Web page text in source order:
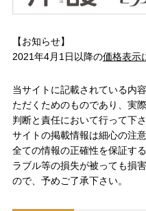
【お知らせ】
2021年4月1日以降の価格表示
当サイトに記載されている内
ただくためのものであり、実
判断と責任において行って下
サイトの掲載情報は細心の注
全ての情報の正確性を保証す
ラブル等の損失が被っても損
ので、予めご了承下さい。